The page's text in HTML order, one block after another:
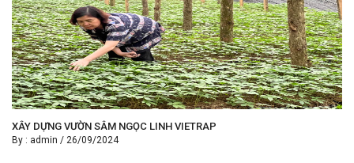
XÂY DỰNG VƯỜN SÂM NGỌC LINH VIETRAP
By : admin / 26/09/2024